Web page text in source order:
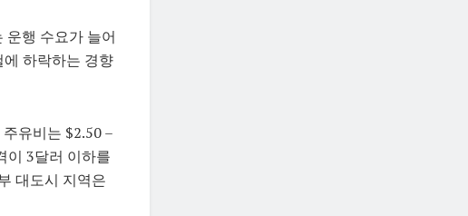
운행 수요가 늘어
하락하는 경향
유비는 $2.50 –
이 3달러 이하를
대도시 지역은